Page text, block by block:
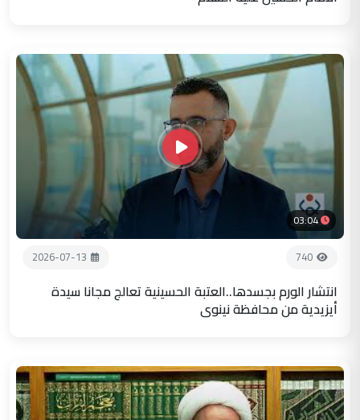
03:04
740
2026-07-13
انتشار الورم بجسدها..العتبة الحسينية تعالج مجانا سيدة
أيزيدية من محافظة نينوى